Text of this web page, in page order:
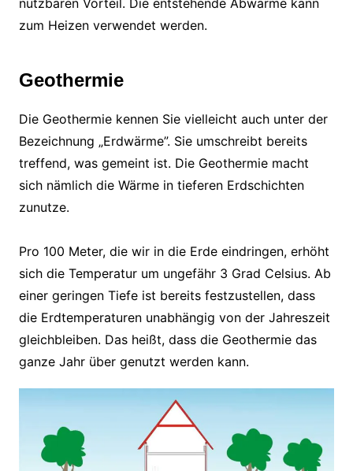
nutzbaren Vorteil. Die entstehende Abwärme kann
zum Heizen verwendet werden.
Geothermie
Die Geothermie kennen Sie vielleicht auch unter der
Bezeichnung „Erdwärme”. Sie umschreibt bereits
treffend, was gemeint ist. Die Geothermie macht
sich nämlich die Wärme in tieferen Erdschichten
zunutze.
Pro 100 Meter, die wir in die Erde eindringen, erhöht
sich die Temperatur um ungefähr 3 Grad Celsius. Ab
einer geringen Tiefe ist bereits festzustellen, dass
die Erdtemperaturen unabhängig von der Jahreszeit
gleichbleiben. Das heißt, dass die Geothermie das
ganze Jahr über genutzt werden kann.